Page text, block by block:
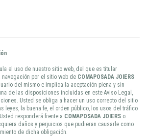
el uso de nuestro sitio web, del que es titular
navegación por el sitio web de COMAPOSADA JOIERS
del mismo e implica la aceptación plena y sin
de las disposiciones incluidas en este Aviso Legal,
Usted se obliga a hacer un uso correcto del sitio
leyes, la buena fe, el orden público, los usos del tráfico
responderá frente a COMAPOSADA JOIERS o
daños y perjuicios que pudieran causarle como
de dicha obligación.